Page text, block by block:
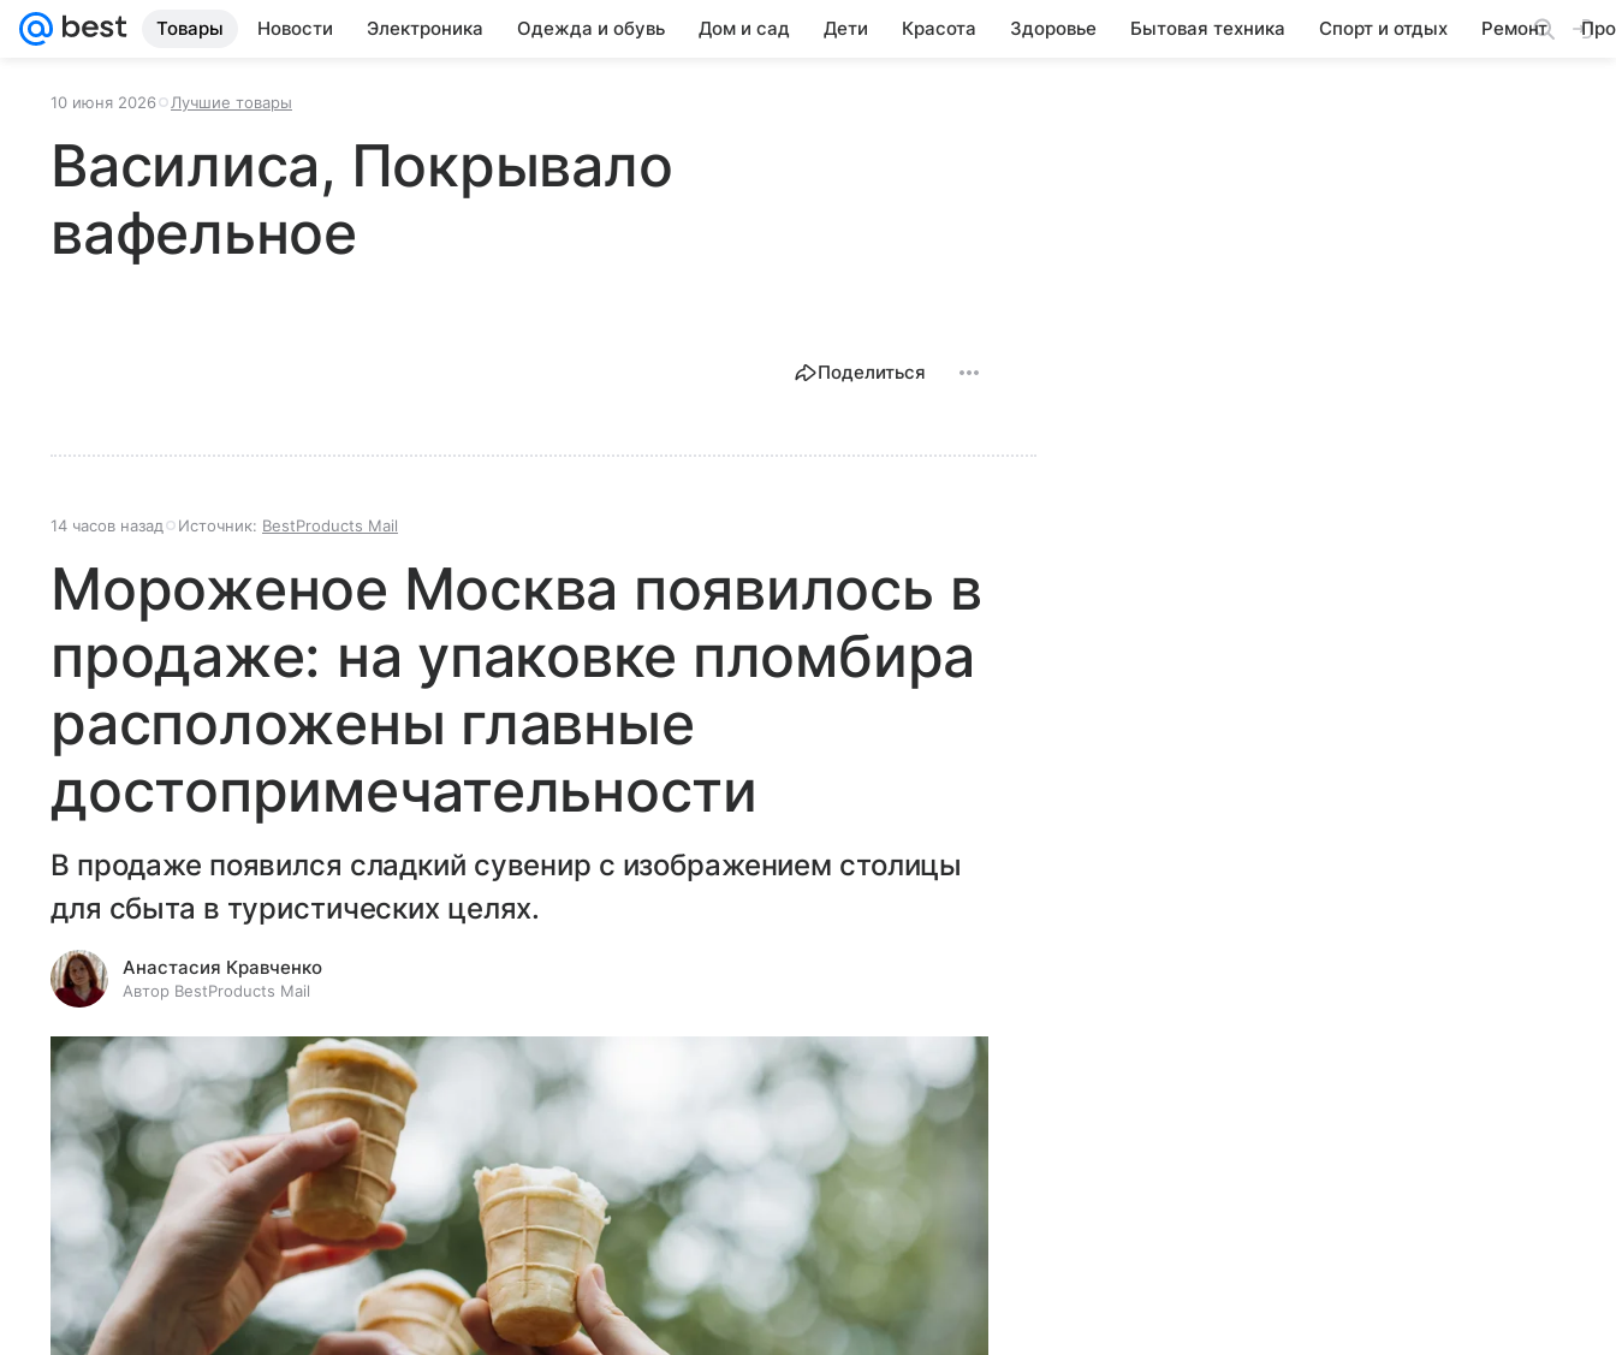
Товары Новости Электроника Одежда и обувь Дом и сад Дети Красота Здоровье Бытовая техника Спорт и отдых Ремонт
10 июня 2026 Лучшие товары
Василиса, Покрывало
вафельное
Поделиться
14 часов назад Источник: BestProducts Mail
Мороженое Москва появилось в
продаже: на упаковке пломбира
расположены главные
достопримечательности
В продаже появился сладкий сувенир с изображением столицы
для сбыта в туристических целях.
Анастасия Кравченко
Автор BestProducts Mail